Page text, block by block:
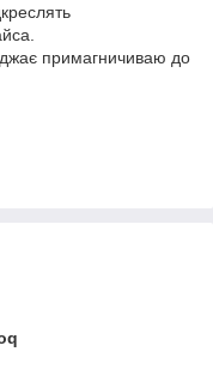
примагничиваю до